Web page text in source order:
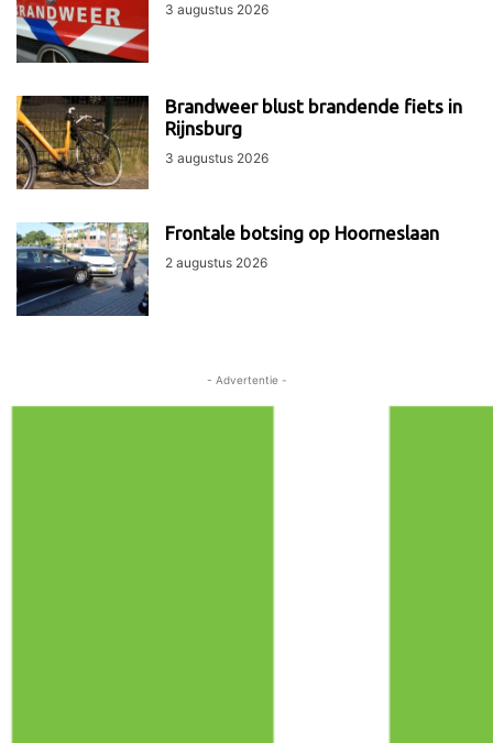
3 augustus 2026
Brandweer blust brandende fiets in
Rijnsburg
3 augustus 2026
Frontale botsing op Hoorneslaan
2 augustus 2026
- Advertentie -